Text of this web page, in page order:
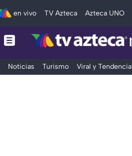
en vivo TV Azteca Azteca UNO
Noticias Turismo Viral y Tendencia